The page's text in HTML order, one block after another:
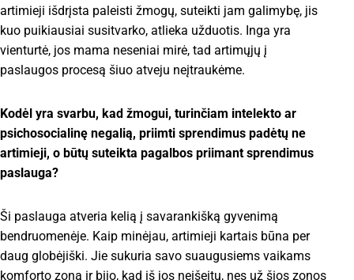
artimieji išdrįsta paleisti žmogų, suteikti jam galimybę, jis
kuo puikiausiai susitvarko, atlieka užduotis. Inga yra
vienturtė, jos mama neseniai mirė, tad artimųjų į
paslaugos procesą šiuo atveju neįtraukėme.
Kodėl yra svarbu, kad žmogui, turinčiam intelekto ar
psichosocialinę negalią, priimti sprendimus padėtų ne
artimieji, o būtų suteikta pagalbos priimant sprendimus
paslauga?
Ši paslauga atveria kelią į savarankišką gyvenimą
bendruomenėje. Kaip minėjau, artimieji kartais būna per
daug globėjiški. Jie sukuria savo suaugusiems vaikams
komforto zoną ir bijo, kad iš jos neišeitų, nes už šios zonos